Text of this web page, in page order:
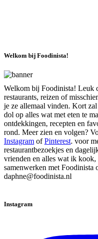
Welkom bij Foodinista!
Welkom bij Foodinista! Leuk
restaurants, reizen of
je ze allemaal vinden. Kort
dol op alles wat met eten te
ontdekkingen, recepten en
rond. Meer zien en volgen?
Instagram ofPinterest. voor
restaurantbezoekjes en
vrienden en alles wat ik
samenwerken met
daphne@foodinista.nl
Instagram